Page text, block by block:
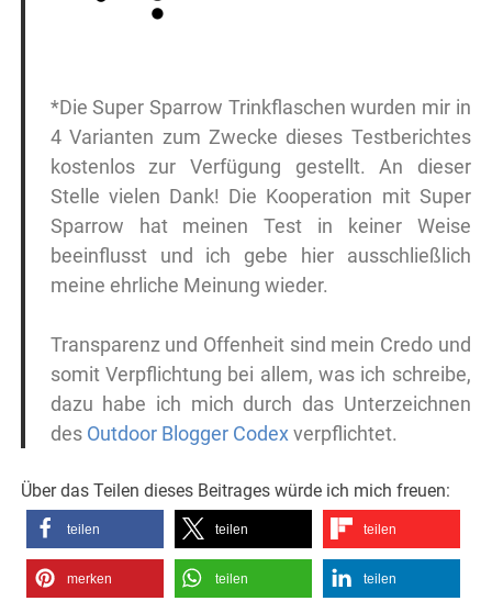
*Die Super Sparrow Trinkflaschen wurden mir in
4 Varianten zum Zwecke dieses Testberichtes
kostenlos zur Verfügung gestellt. An dieser
Stelle vielen Dank! Die Kooperation mit Super
Sparrow hat meinen Test in keiner Weise
beeinflusst und ich gebe hier ausschließlich
meine ehrliche Meinung wieder.
Transparenz und Offenheit sind mein Credo und
somit Verpflichtung bei allem, was ich schreibe,
dazu habe ich mich durch das Unterzeichnen
des Outdoor Blogger Codexverpflichtet.
Über das Teilen dieses Beitrages würde ich mich freuen:
teilen teilen teilen
merken teilen teilen